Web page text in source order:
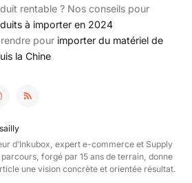
rentable ? Nos conseils pour
à importer en 2024
pour importer du matériel de
la Chine
d’Inkubox, expert e-commerce et Supply
forgé par 15 ans de terrain, donne
une vision concrète et orientée résultat.